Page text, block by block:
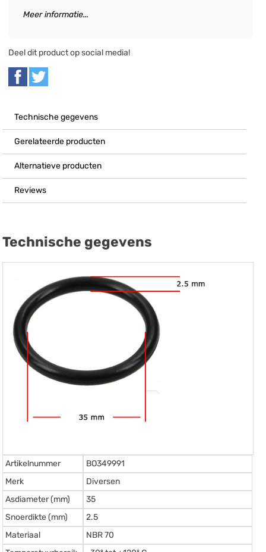
Meer informatie...
Deel dit product op social media!
Technische gegevens
Gerelateerde producten
Alternatieve producten
Reviews
Technische gegevens
Artikelnummer
BO349991
Merk
Diversen
Asdiameter (mm)
35
Snoerdikte (mm)
2.5
Materiaal
NBR 70